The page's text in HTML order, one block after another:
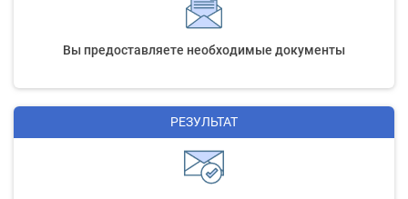
Вы предоставляете необходимые документы
РЕЗУЛЬТАТ